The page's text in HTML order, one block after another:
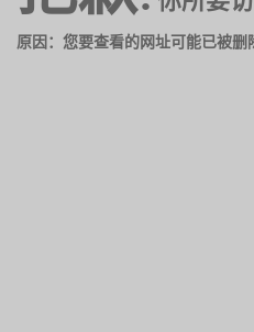
原因：您要查看的网址可能已被删